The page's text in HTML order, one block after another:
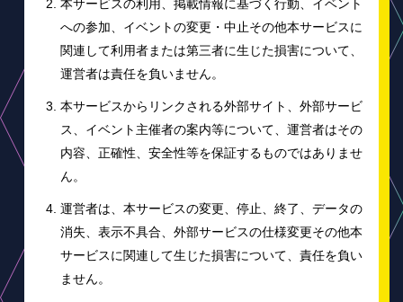
本サービスの利用、掲載情報に基づく行動、イベント
への参加、イベントの変更・中止その他本サービスに
関連して利用者または第三者に生じた損害について、
運営者は責任を負いません。
本サービスからリンクされる外部サイト、外部サービ
ス、イベント主催者の案内等について、運営者はその
内容、正確性、安全性等を保証するものではありませ
ん。
運営者は、本サービスの変更、停止、終了、データの
消失、表示不具合、外部サービスの仕様変更その他本
サービスに関連して生じた損害について、責任を負い
ません。